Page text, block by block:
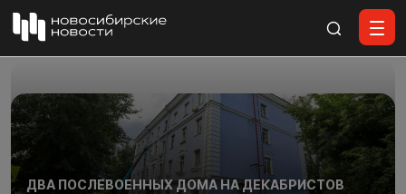
ДВА ПОСЛЕВОЕННЫХ ДОМА НА ДЕКАБРИСТОВ